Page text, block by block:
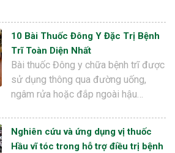
10 Bài Thuốc Đông Y Đặc Trị Bệnh
Trĩ Toàn Diện Nhất
Bài thuốc Đông y chữa bệnh trĩ được
sử dụng thông qua đường uống,
ngâm rửa hoặc đắp ngoài hậu…
Nghiên cứu và ứng dụng vị thuốc
Hầu vĩ tóc trong hỗ trợ điều trị bệnh